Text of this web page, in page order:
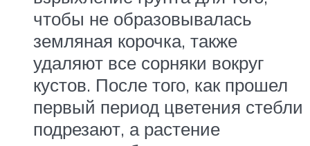
чтобы не образовывалась
земляная корочка, также
удаляют все сорняки вокруг
кустов. После того, как прошел
первый период цветения стебли
подрезают, а растение